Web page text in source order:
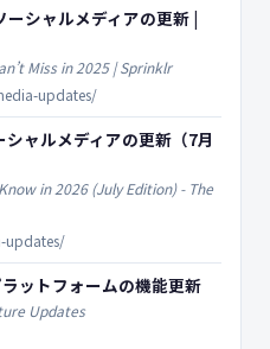
シャルメディアの更新 |
Miss in 2025 | Sprinklr
updates/
ャルメディアの更新（7月
in 2026 (July Edition) - The
updates/
ットフォームの機能更新
Updates